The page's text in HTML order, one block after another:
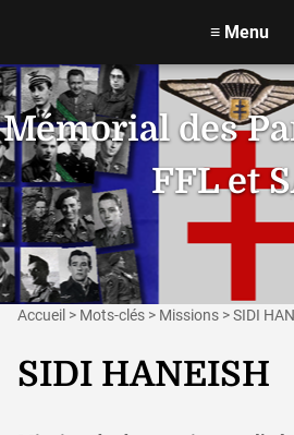
Mémorial des
FFL et
≡ Menu
Accueil > Mots-clés > Missions >SIDI
SIDI HANEISH